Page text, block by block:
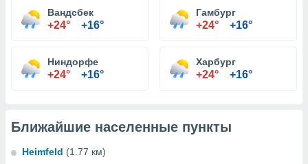
Вандсбек
+24° +16°
Гамбург
+24° +16°
Ниндорфе
+24° +16°
Харбург
+24° +16°
Ближайшие населенные пункты
Heimfeld (1.77 км)